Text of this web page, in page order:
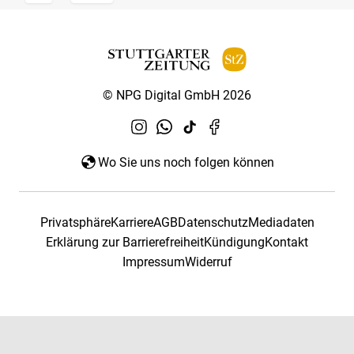
© NPG Digital GmbH 2026
Wo Sie uns noch folgen können
PrivatsphäreKarriereAGBDatenschutzMediadaten
Erklärung zur BarrierefreiheitKündigungKontakt
ImpressumWiderruf